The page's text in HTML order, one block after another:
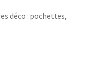
déco : pochettes,